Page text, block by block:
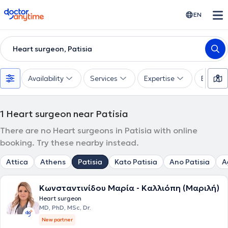
doctoranytime EN
Heart surgeon, Patisia
Availability Services Expertise
1 Heart surgeon near Patisia
There are no Heart surgeons in Patisia with online
booking. Try these nearby instead.
Attica Athens Patisia Kato Patisia Ano Patisia
Κωνσταντινίδου Μαρία - Καλλιόπη (Μαριλή)
Heart surgeon
MD, PhD, MSc, Dr.
New partner